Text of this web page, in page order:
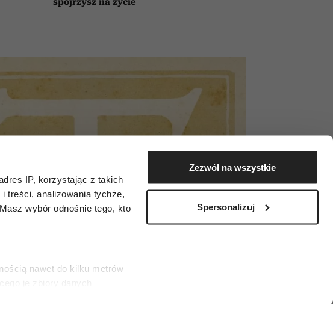
IP, korzystając z takich
treści, analizowania tychże,
wybór odnośnie tego, kto
nawet do kilku metrów
Zezwól na wszystkie
Spersonalizuj
spojrzysz na życie